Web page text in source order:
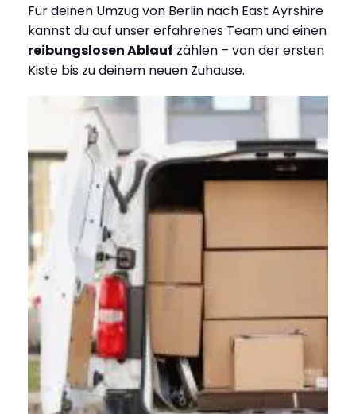
Für deinen Umzug von Berlin nach East Ayrshire
kannst du auf unser erfahrenes Team und einen
reibungslosen Ablauf zählen – von der ersten
Kiste bis zu deinem neuen Zuhause.